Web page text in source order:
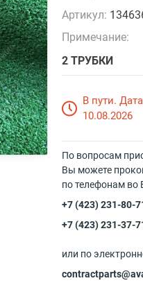
Артикул:
Примечание:
2 ТРУБКИ
В пути.
10.08.2026
По вопросам
Вы можете
по телефонам во
+7 (423) 231-80-
+7 (423) 231-37-
или по